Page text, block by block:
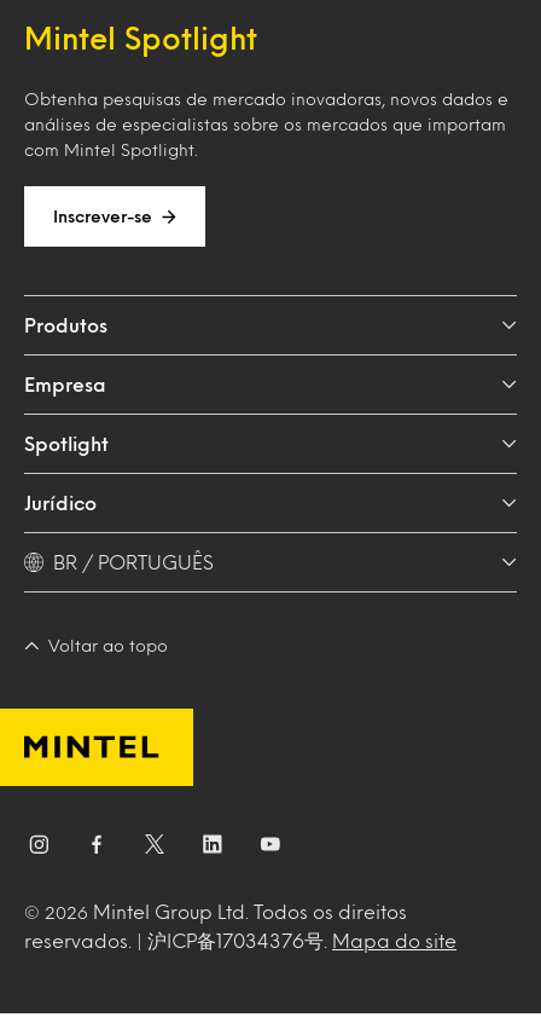
Mintel Spotlight
Obtenha pesquisas de mercado inovadoras, novos dados e
análises de especialistas sobre os mercados que importam
com Mintel Spotlight.
Inscrever-se
Produtos
Empresa
Spotlight
Jurídico
BR / PORTUGUÊS
Voltar ao topo
© 2026
Mintel Group Ltd. Todos os direitos
reservados. | 沪ICP备17034376号.
Mapa do site